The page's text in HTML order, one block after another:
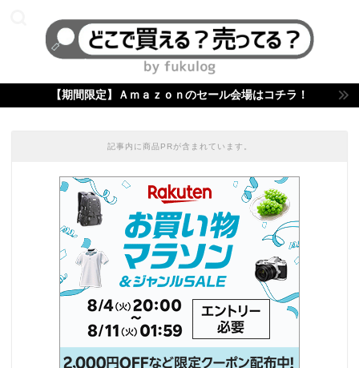
【期間限定】Ａｍａｚｏｎのセール会場はコチラ！
記事内に商品PRが含まれています。